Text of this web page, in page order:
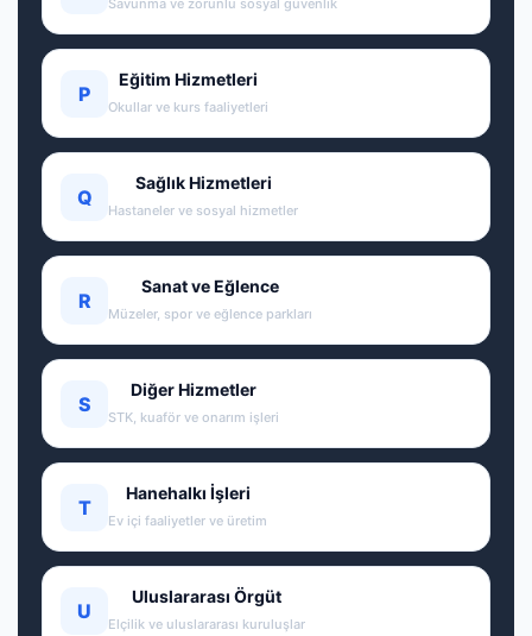
Savunma ve zorunlu sosyal güvenlik
P
Eğitim Hizmetleri
Okullar ve kurs faaliyetleri
Q
Sağlık Hizmetleri
Hastaneler ve sosyal hizmetler
R
Sanat ve Eğlence
Müzeler, spor ve eğlence parkları
S
Diğer Hizmetler
STK, kuaför ve onarım işleri
T
Hanehalkı İşleri
Ev içi faaliyetler ve üretim
U
Uluslararası Örgüt
Elçilik ve uluslararası kuruluşlar